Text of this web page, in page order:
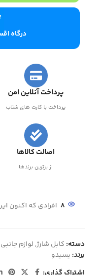
درگاه
پرداخت آنلاین امن
پرداخت با کارت های شتاب
اصالت کالاها
از برترین برندها
8 افرادی که اکنون
دسته: کابل شارژ, لوازم جانبی
برند: یسیدو